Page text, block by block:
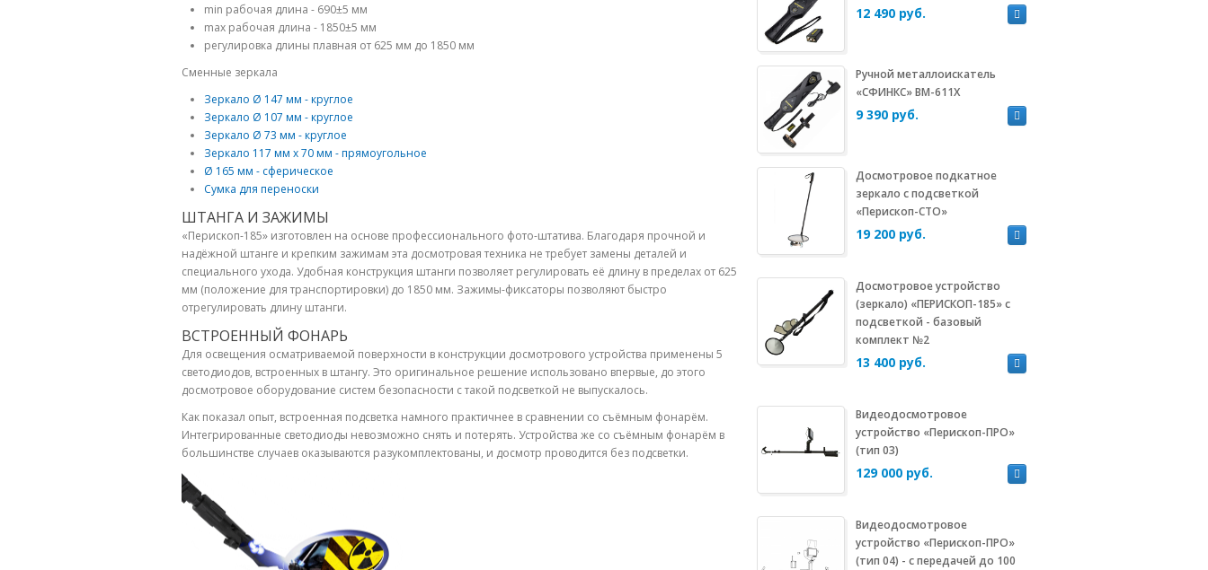
min рабочая длина - 690±5 мм
max рабочая длина - 1850±5 мм
регулировка длины плавная от 625 мм до 1850 мм
Сменные зеркала
Зеркало Ø 147 мм - круглое
Зеркало Ø 107 мм - круглое
Зеркало Ø 73 мм - круглое
Зеркало 117 мм х 70 мм - прямоугольное
Ø 165 мм - сферическое
Сумка для переноски
ШТАНГА И ЗАЖИМЫ
«Перископ-185» изготовлен на основе профессионального фото-штатива. Благодаря прочной и
надёжной штанге и крепким зажимам эта досмотровая техника не требует замены деталей и
специального ухода. Удобная конструкция штанги позволяет регулировать её длину в пределах от 625
мм (положение для транспортировки) до 1850 мм. Зажимы-фиксаторы позволяют быстро
отрегулировать длину штанги.
ВСТРОЕННЫЙ ФОНАРЬ
Для освещения осматриваемой поверхности в конструкции досмотрового устройства применены 5
светодиодов, встроенных в штангу. Это оригинальное решение использовано впервые, до этого
досмотровое оборудование систем безопасности с такой подсветкой не выпускалось.
Как показал опыт, встроенная подсветка намного практичнее в сравнении со съёмным фонарём.
Интегрированные светодиоды невозможно снять и потерять. Устройства же со съёмным фонарём в
большинстве случаев оказываются разукомплектованы, и досмотр проводится без подсветки.
12 490 руб.
Ручной металлоискатель
«СФИНКС» ВМ-611Х
9 390 руб.
Досмотровое подкатное
зеркало с подсветкой
«Перископ-СТО»
19 200 руб.
Досмотровое устройство
(зеркало) «ПЕРИСКОП-185» с
подсветкой - базовый
комплект №2
13 400 руб.
Видеодосмотровое
устройство «Перископ-ПРО»
(тип 03)
129 000 руб.
Видеодосмотровое
устройство «Перископ-ПРО»
(тип 04) - с передачей до 100